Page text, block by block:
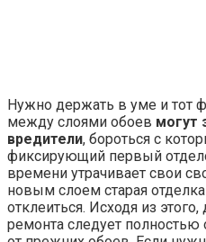
Нужно держать в уме и тот
между слоями обоев могут
вредители, бороться с
фиксирующий первый
времени утрачивает свои
новым слоем старая
отклеиться. Исходя из
ремонта следует полностью